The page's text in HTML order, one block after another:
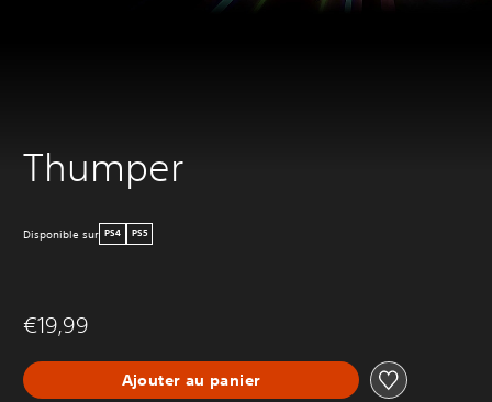
Thumper
Disponible sur PS4 PS5
€19,99
Ajouter au panier